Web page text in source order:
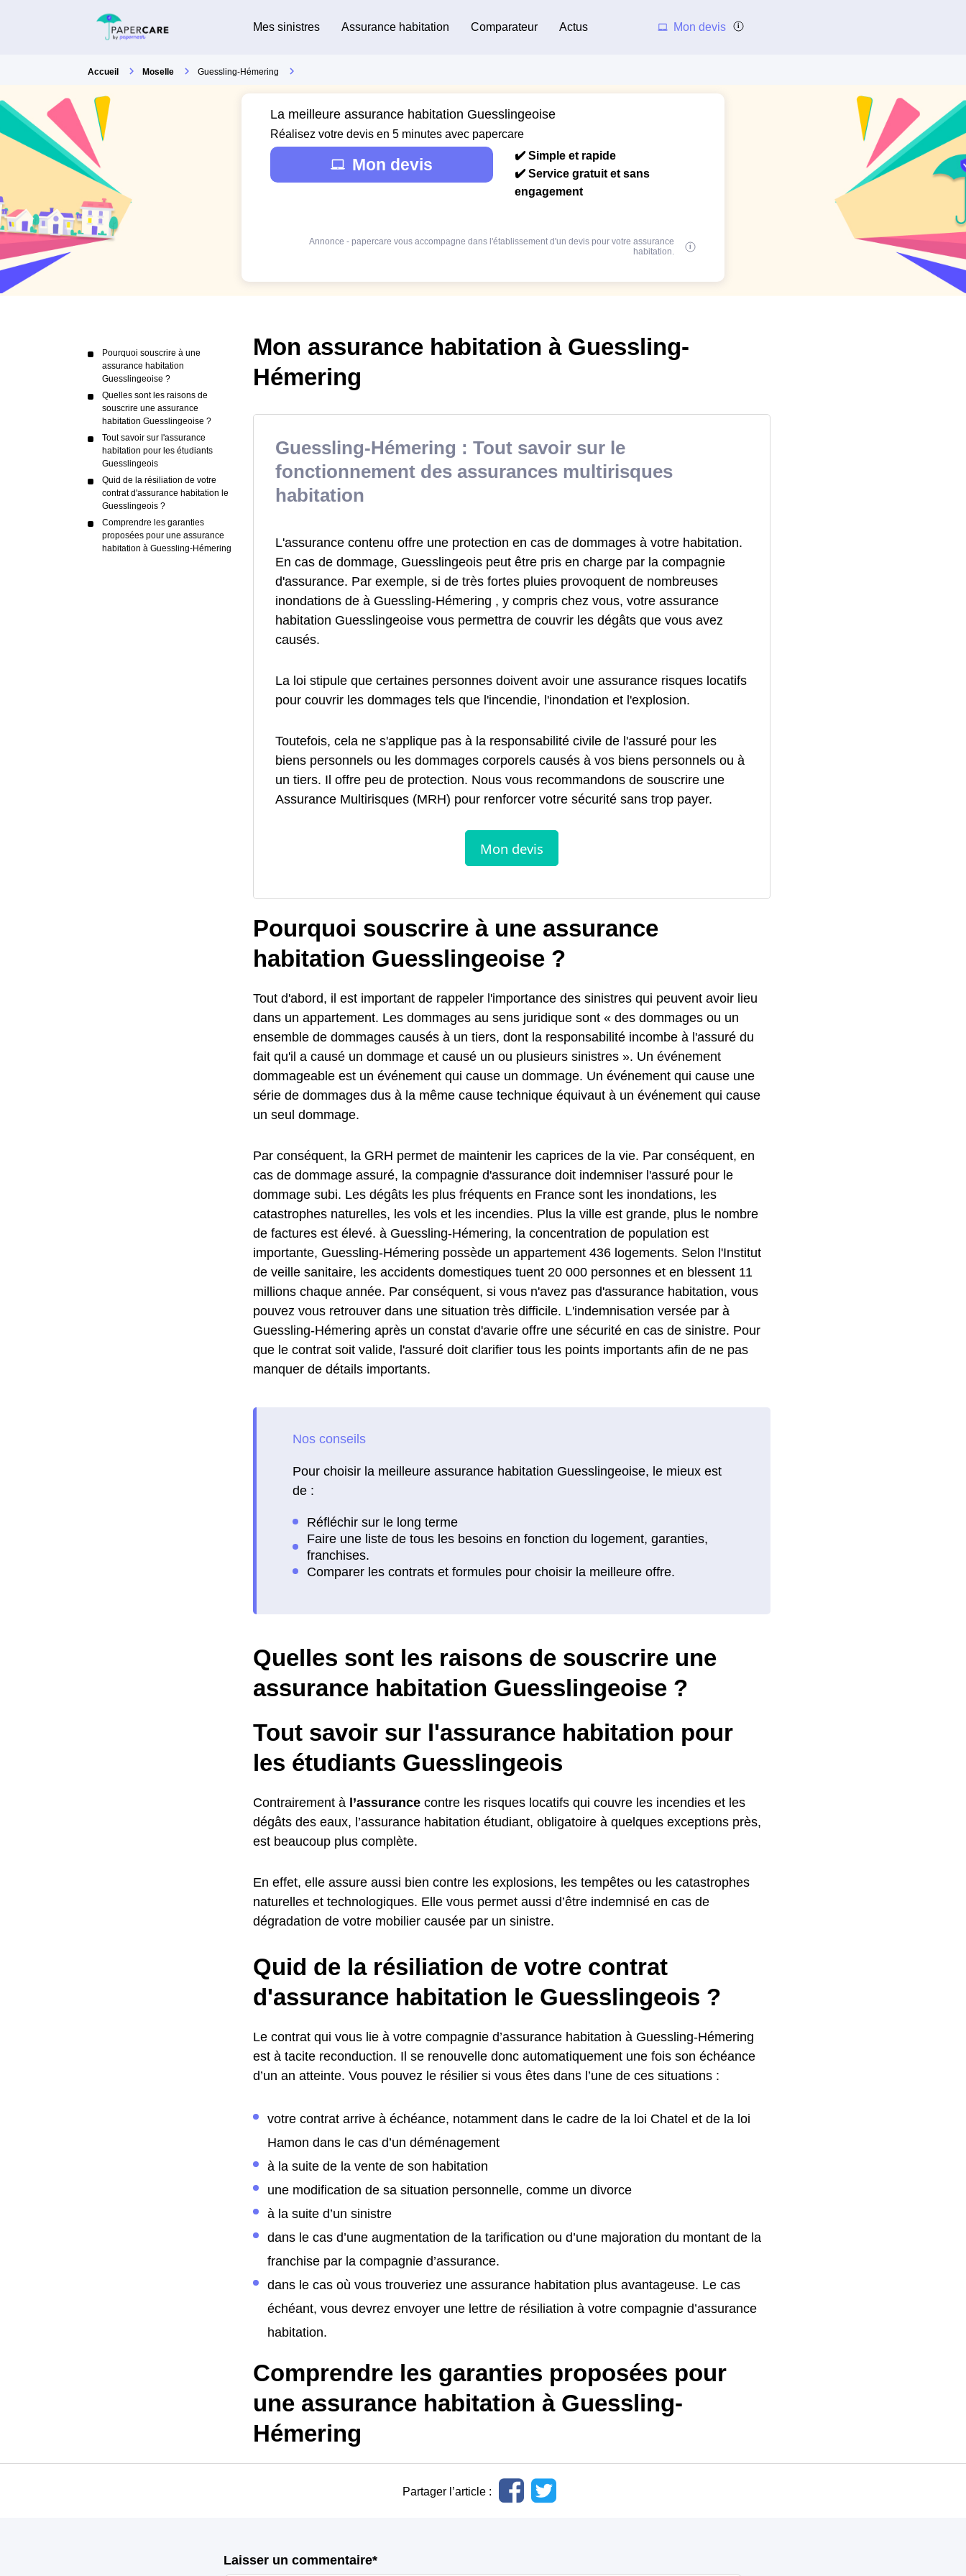
Mes sinistres Assurance habitation Comparateur Actus Mon devis
Accueil Moselle Guessling-Hémering
La meilleure assurance habitation Guesslingeoise
Réalisez votre devis en 5 minutes avec papercare
Mon devis
✔️ Simple et rapide
✔️ Service gratuit et sans
engagement
Annonce - papercare vous accompagne dans l'établissement d'un devis pour votre assurance
habitation.
Pourquoi souscrire à une
assurance habitation
Guesslingeoise ?
Quelles sont les raisons de
souscrire une assurance
habitation Guesslingeoise ?
Tout savoir sur l'assurance
habitation pour les étudiants
Guesslingeois
Quid de la résiliation de votre
contrat d'assurance habitation le
Guesslingeois ?
Comprendre les garanties
proposées pour une assurance
habitation à Guessling-Hémering
Mon assurance habitation à Guessling-
Hémering
Guessling-Hémering : Tout savoir sur le
fonctionnement des assurances multirisques
habitation
L'assurance contenu offre une protection en cas de dommages à votre habitation.
En cas de dommage, Guesslingeois peut être pris en charge par la compagnie
d'assurance. Par exemple, si de très fortes pluies provoquent de nombreuses
inondations de à Guessling-Hémering , y compris chez vous, votre assurance
habitation Guesslingeoise vous permettra de couvrir les dégâts que vous avez
causés.
La loi stipule que certaines personnes doivent avoir une assurance risques locatifs
pour couvrir les dommages tels que l'incendie, l'inondation et l'explosion.
Toutefois, cela ne s'applique pas à la responsabilité civile de l'assuré pour les
biens personnels ou les dommages corporels causés à vos biens personnels ou à
un tiers. Il offre peu de protection. Nous vous recommandons de souscrire une
Assurance Multirisques (MRH) pour renforcer votre sécurité sans trop payer.
Pourquoi souscrire à une assurance
habitation Guesslingeoise ?
Tout d'abord, il est important de rappeler l'importance des sinistres qui peuvent avoir lieu
dans un appartement. Les dommages au sens juridique sont « des dommages ou un
ensemble de dommages causés à un tiers, dont la responsabilité incombe à l'assuré du
fait qu'il a causé un dommage et causé un ou plusieurs sinistres ». Un événement
dommageable est un événement qui cause un dommage. Un événement qui cause une
série de dommages dus à la même cause technique équivaut à un événement qui cause
un seul dommage.
Par conséquent, la GRH permet de maintenir les caprices de la vie. Par conséquent, en
cas de dommage assuré, la compagnie d'assurance doit indemniser l'assuré pour le
dommage subi. Les dégâts les plus fréquents en France sont les inondations, les
catastrophes naturelles, les vols et les incendies. Plus la ville est grande, plus le nombre
de factures est élevé. à Guessling-Hémering, la concentration de population est
importante, Guessling-Hémering possède un appartement 436 logements. Selon l'Institut
de veille sanitaire, les accidents domestiques tuent 20 000 personnes et en blessent 11
millions chaque année. Par conséquent, si vous n'avez pas d'assurance habitation, vous
pouvez vous retrouver dans une situation très difficile. L'indemnisation versée par à
Guessling-Hémering après un constat d'avarie offre une sécurité en cas de sinistre. Pour
que le contrat soit valide, l'assuré doit clarifier tous les points importants afin de ne pas
manquer de détails importants.
Pour choisir la meilleure assurance habitation Guesslingeoise, le mieux est
de :
Quelles sont les raisons de souscrire une
assurance habitation Guesslingeoise ?
Tout savoir sur l'assurance habitation pour
les étudiants Guesslingeois
Contrairement à l’assurance contre les risques locatifs qui couvre les incendies et les
dégâts des eaux, l’assurance habitation étudiant, obligatoire à quelques exceptions près,
est beaucoup plus complète.
En effet, elle assure aussi bien contre les explosions, les tempêtes ou les catastrophes
naturelles et technologiques. Elle vous permet aussi d’être indemnisé en cas de
dégradation de votre mobilier causée par un sinistre.
Quid de la résiliation de votre contrat
d'assurance habitation le Guesslingeois ?
Le contrat qui vous lie à votre compagnie d’assurance habitation à Guessling-Hémering
est à tacite reconduction. Il se renouvelle donc automatiquement une fois son échéance
d’un an atteinte. Vous pouvez le résilier si vous êtes dans l’une de ces situations :
votre contrat arrive à échéance, notamment dans le cadre de la loi Chatel et de la loi
Hamon dans le cas d’un déménagement
à la suite de la vente de son habitation
une modification de sa situation personnelle, comme un divorce
à la suite d’un sinistre
dans le cas d’une augmentation de la tarification ou d’une majoration du montant de la
franchise par la compagnie d’assurance.
dans le cas où vous trouveriez une assurance habitation plus avantageuse. Le cas
échéant, vous devrez envoyer une lettre de résiliation à votre compagnie d’assurance
habitation.
Comprendre les garanties proposées pour
une assurance habitation à Guessling-
Hémering
Partager l’article :
Laisser un commentaire*